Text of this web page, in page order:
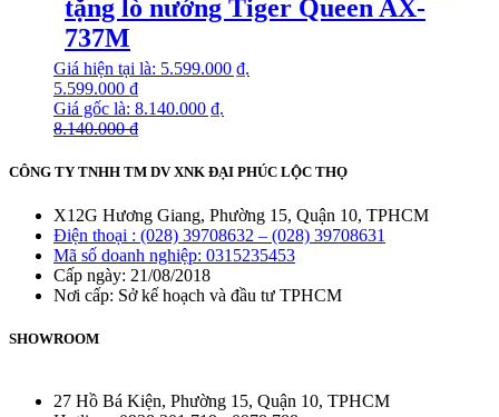
tặng lò nướng Tiger Queen AX-
737M
8.140.000₫
Giá gốc là: 8.140.000 ₫.
5.599.000 ₫
Giá hiện tại là: 5.599.000 ₫.
CÔNG TY TNHH TM DV XNK ĐẠI PHÚC LỘC THỌ
X12G Hương Giang, Phường 15, Quận 10, TPHCM
Điện thoại : (028) 39708632 – (028) 39708631
Mã số doanh nghiệp: 0315235453
Cấp ngày: 21/08/2018
Nơi cấp: Sở kế hoạch và đầu tư TPHCM
SHOWROOM
27 Hồ Bá Kiện, Phường 15, Quận 10, TPHCM